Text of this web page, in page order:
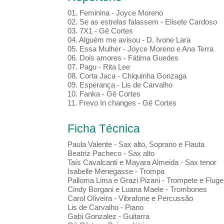
01. Feminina - Joyce Moreno
02. Se as estrelas falassem - Elisete Cardoso
03. 7X1 - Gê Cortes
04. Alguém me avisou - D. Ivone Lara
05. Essa Mulher - Joyce Moreno e Ana Terra
06. Dois amores - Fátima Guedes
07. Pagu - Rita Lee
08. Corta Jaca - Chiquinha Gonzaga
09. Esperança - Lis de Carvalho
10. Fanka - Gê Cortes
11. Frevo In changes - Gê Cortes
Ficha Técnica
Paula Valente - Sax alto, Soprano e Flauta
Beatriz Pacheco - Sax alto
Taís Cavalcanti e Mayara Almeida - Sax tenor
Isabelle Menegasse - Trompa
Palloma Lima e Grazi Pizani - Trompete e
Cindy Borgani e Luana Maele - Trombones
Carol Oliveira - Vibrafone e Percussão
Lis de Carvalho - Piano
Gabi Gonzalez - Guitarra